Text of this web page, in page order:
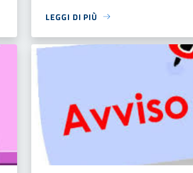
LEGGI DI PIÙ